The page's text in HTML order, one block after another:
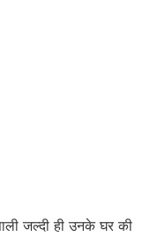
जल्दी ही उनके घर की